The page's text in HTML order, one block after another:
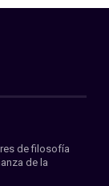
de filosofía
de la